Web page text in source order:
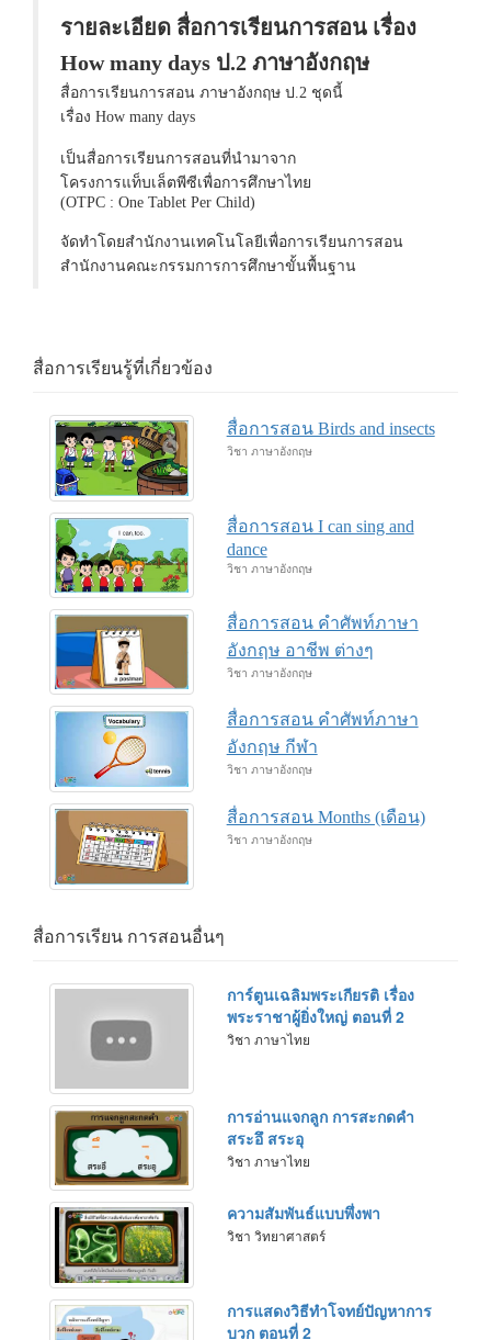
รายละเอียด สื่อการเรียนการสอน เรื่อง
How many days ป.2 ภาษาอังกฤษ
สื่อการเรียนการสอน ภาษาอังกฤษ ป.2 ชุดนี้
เรื่อง How many days
เป็นสื่อการเรียนการสอนที่นำมาจาก
โครงการแท็บเล็ตพีซีเพื่อการศึกษาไทย
(OTPC : One Tablet Per Child)
จัดทำโดยสำนักงานเทคโนโลยีเพื่อการเรียนการสอน
สำนักงานคณะกรรมการการศึกษาขั้นพื้นฐาน
สื่อการเรียนรู้ที่เกี่ยวข้อง
สื่อการสอน Birds and insects
วิชา ภาษาอังกฤษ
สื่อการสอน I can sing and
dance
วิชา ภาษาอังกฤษ
สื่อการสอน คำศัพท์ภาษา
อังกฤษ อาชีพ ต่างๆ
วิชา ภาษาอังกฤษ
สื่อการสอน คำศัพท์ภาษา
อังกฤษ กีฬา
วิชา ภาษาอังกฤษ
สื่อการสอน Months (เดือน)
วิชา ภาษาอังกฤษ
สื่อการเรียน การสอนอื่นๆ
การ์ตูนเฉลิมพระเกียรติ เรื่อง
พระราชาผู้ยิ่งใหญ่ ตอนที่ 2
วิชา ภาษาไทย
การอ่านแจกลูก การสะกดคำ
สระอึ สระอุ
วิชา ภาษาไทย
ความสัมพันธ์แบบพึ่งพา
วิชา วิทยาศาสตร์
การแสดงวิธีทำโจทย์ปัญหาการ
บวก ตอนที่ 2